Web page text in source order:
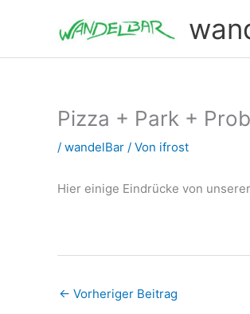
Pizza + Park +
/ wandelBar / Von ifrost
Hier einige Eindrücke von
← Vorheriger Beitrag